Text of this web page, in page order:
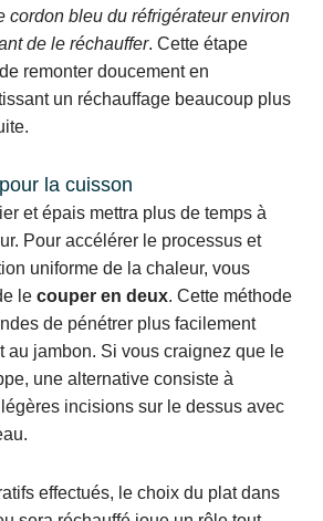
cordon bleu du réfrigérateur environ
de le réchauffer. Cette étape
remonter doucement en
un réchauffage beaucoup plus
la cuisson
et épais mettra plus de temps à
Pour accélérer le processus et
uniforme de la chaleur, vous
le couper en deux. Cette méthode
de pénétrer plus facilement
au jambon. Si vous craignez que le
une alternative consiste à
incisions sur le dessus avec
effectués, le choix du plat dans